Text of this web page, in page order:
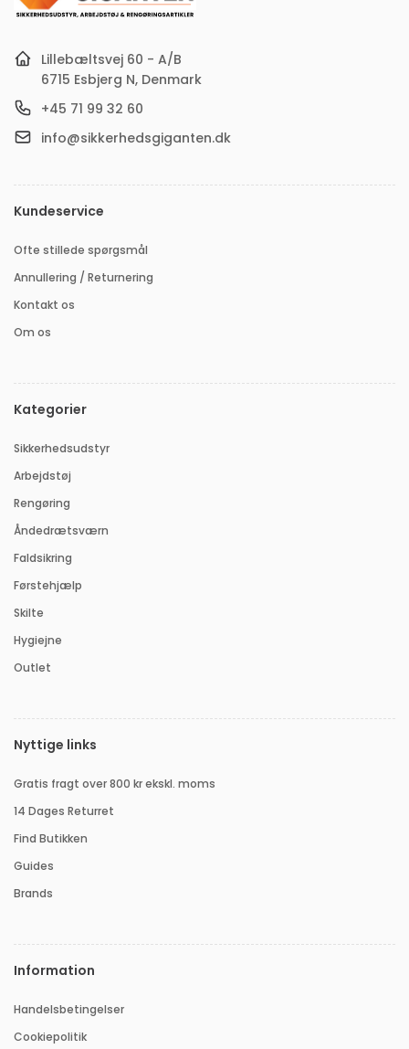
Lillebæltsvej 60 - A/B
6715 Esbjerg N, Denmark
+45 71 99 32 60
info@sikkerhedsgiganten.dk
Kundeservice
Ofte stillede spørgsmål
Annullering / Returnering
Kontakt os
Om os
Kategorier
Sikkerhedsudstyr
Arbejdstøj
Rengøring
Åndedrætsværn
Faldsikring
Førstehjælp
Skilte
Hygiejne
Outlet
Nyttige links
Gratis fragt over 800 kr ekskl. moms
14 Dages Returret
Find Butikken
Guides
Brands
Information
Handelsbetingelser
Cookiepolitik